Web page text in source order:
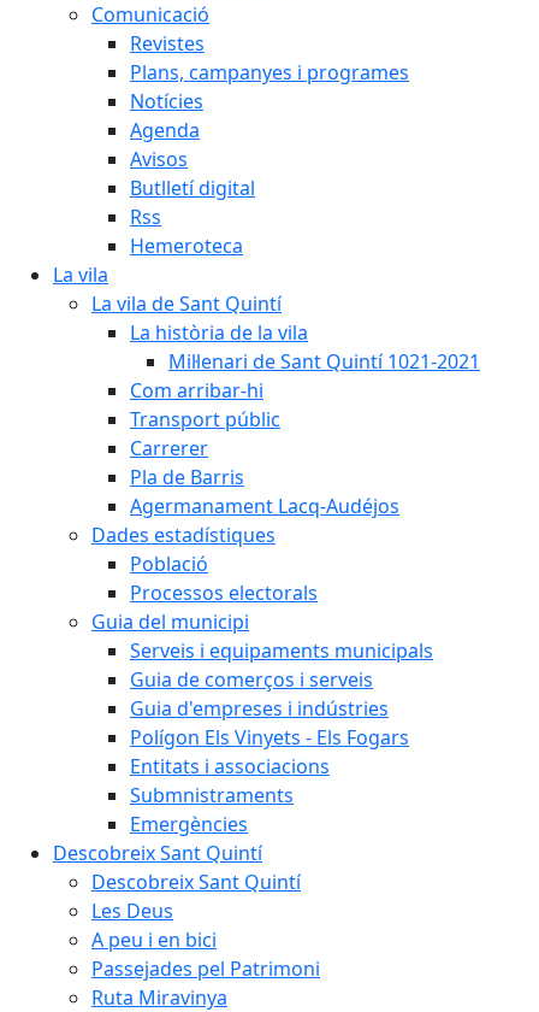
Comunicació
Revistes
Plans, campanyes i programes
Notícies
Agenda
Avisos
Butlletí digital
Rss
Hemeroteca
La vila
La vila de Sant Quintí
La història de la vila
Mil·lenari de Sant Quintí 1021-2021
Com arribar-hi
Transport públic
Carrerer
Pla de Barris
Agermanament Lacq-Audéjos
Dades estadístiques
Població
Processos electorals
Guia del municipi
Serveis i equipaments municipals
Guia de comerços i serveis
Guia d'empreses i indústries
Polígon Els Vinyets - Els Fogars
Entitats i associacions
Submnistraments
Emergències
Descobreix Sant Quintí
Descobreix Sant Quintí
Les Deus
A peu i en bici
Passejades pel Patrimoni
Ruta Miravinya